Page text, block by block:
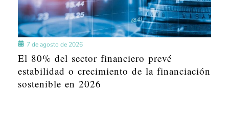
7 de agosto de 2026
El 80% del sector financiero prevé
estabilidad o crecimiento de la financiación
sostenible en 2026